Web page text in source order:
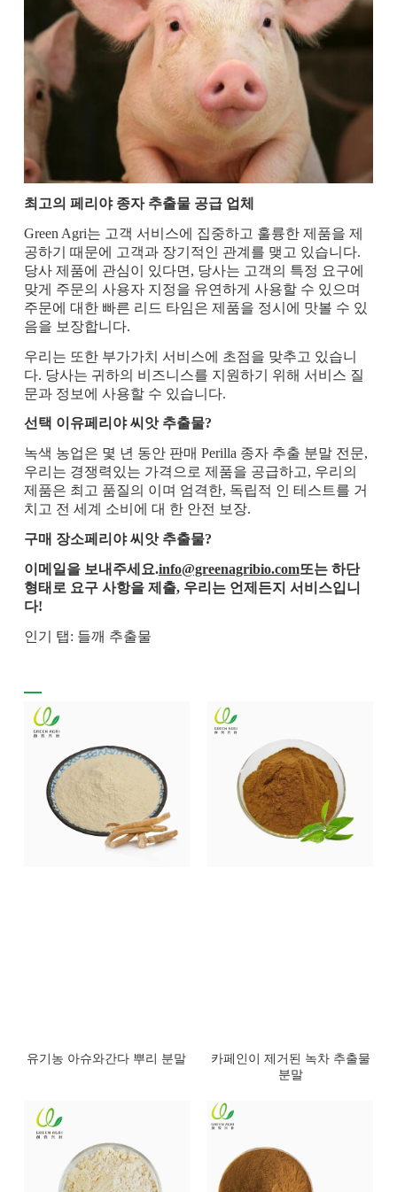
최고의 페리야 종자 추출물 공급 업체
Green Agri는 고객 서비스에 집중하고 훌륭한 제품을 제
공하기 때문에 고객과 장기적인 관계를 맺고 있습니다.
당사 제품에 관심이 있다면, 당사는 고객의 특정 요구에
맞게 주문의 사용자 지정을 유연하게 사용할 수 있으며
주문에 대한 빠른 리드 타임은 제품을 정시에 맛볼 수 있
음을 보장합니다.
우리는 또한 부가가치 서비스에 초점을 맞추고 있습니
다. 당사는 귀하의 비즈니스를 지원하기 위해 서비스 질
문과 정보에 사용할 수 있습니다.
선택 이유페리야 씨앗 추출물?
녹색 농업은 몇 년 동안 판매 Perilla 종자 추출 분말 전문,
우리는 경쟁력있는 가격으로 제품을 공급하고, 우리의
제품은 최고 품질의 이며 엄격한, 독립적 인 테스트를 거
치고 전 세계 소비에 대 한 안전 보장.
구매 장소페리야 씨앗 추출물?
이메일을 보내주세요.info@greenagribio.com또는 하단
형태로 요구 사항을 제출, 우리는 언제든지 서비스입니
다!
인기 탭: 들깨 추출물
유기농 아슈와간다 뿌리 분말
카페인이 제거된 녹차 추출물
분말